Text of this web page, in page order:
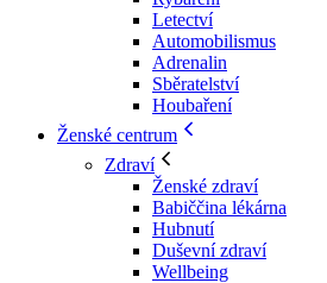
Letectví
Automobilismus
Adrenalin
Sběratelství
Houbaření
Ženské centrum
Zdraví
Ženské zdraví
Babiččina lékárna
Hubnutí
Duševní zdraví
Wellbeing